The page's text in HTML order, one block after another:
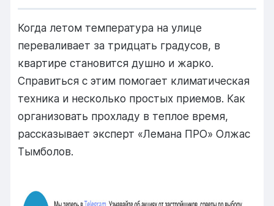
Когда летом температура на улице
переваливает за тридцать градусов, в
квартире становится душно и жарко.
Справиться с этим помогает климатическая
техника и несколько простых приемов. Как
организовать прохладу в теплое время,
рассказывает эксперт «Лемана ПРО» Олжас
Тымболов.